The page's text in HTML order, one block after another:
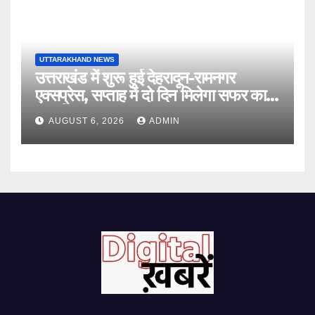
UTTARAKHAND NEWS
उत्तराखंड में शुरू हुई देहरादून-रामनगर
एक्सप्रेस, सप्ताह में दो दिन मिलेगा सफर का
नया विकल्प
AUGUST 6, 2026 ADMIN